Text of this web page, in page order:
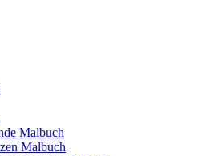
Malbuch
Malbuch